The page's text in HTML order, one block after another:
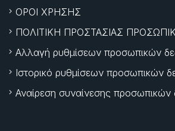
ΟΡΟΙ ΧΡΗΣΗΣ
ΠΟΛΙΤΙΚΗ ΠΡΟΣΤΑΣΙΑΣ
Αλλαγή ρυθμίσεων προσωπικών
Ιστορικό ρυθμίσεων προσωπικών
Αναίρεση συναίνεσης